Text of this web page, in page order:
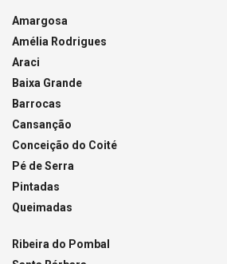
Amargosa
Amélia Rodrigues
Araci
Baixa Grande
Barrocas
Cansanção
Conceição do Coité
Pé de Serra
Pintadas
Queimadas
Ribeira do Pombal